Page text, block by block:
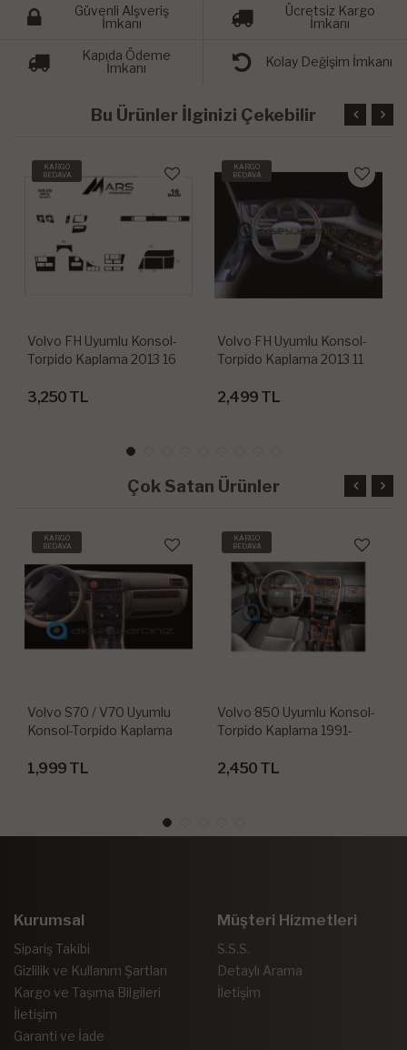
Güvenli Alşveriş
İmkanı
Ücretsiz Kargo
İmkanı
Kapıda Ödeme
İmkanı
Kolay Değişim İmkanı
Bu Ürünler İlginizi Çekebilir
KARGO
BEDAVA
Volvo FH Uyumlu Konsol-
Torpido Kaplama 2013 16
3,250 TL
KARGO
BEDAVA
Volvo FH Uyumlu Konsol-
Torpido Kaplama 2013 11
2,499 TL
Çok Satan Ürünler
KARGO
BEDAVA
Volvo S70 / V70 Uyumlu
Konsol-Torpido Kaplama
1,999 TL
KARGO
BEDAVA
Volvo 850 Uyumlu Konsol-
Torpido Kaplama 1991-
2,450 TL
Kurumsal
Sipariş Takibi
Gizlilik ve Kullanım Şartları
Kargo ve Taşıma Bilgileri
İletişim
Garanti ve İade
Müşteri Hizmetleri
S.S.S.
Detaylı Arama
İletişim